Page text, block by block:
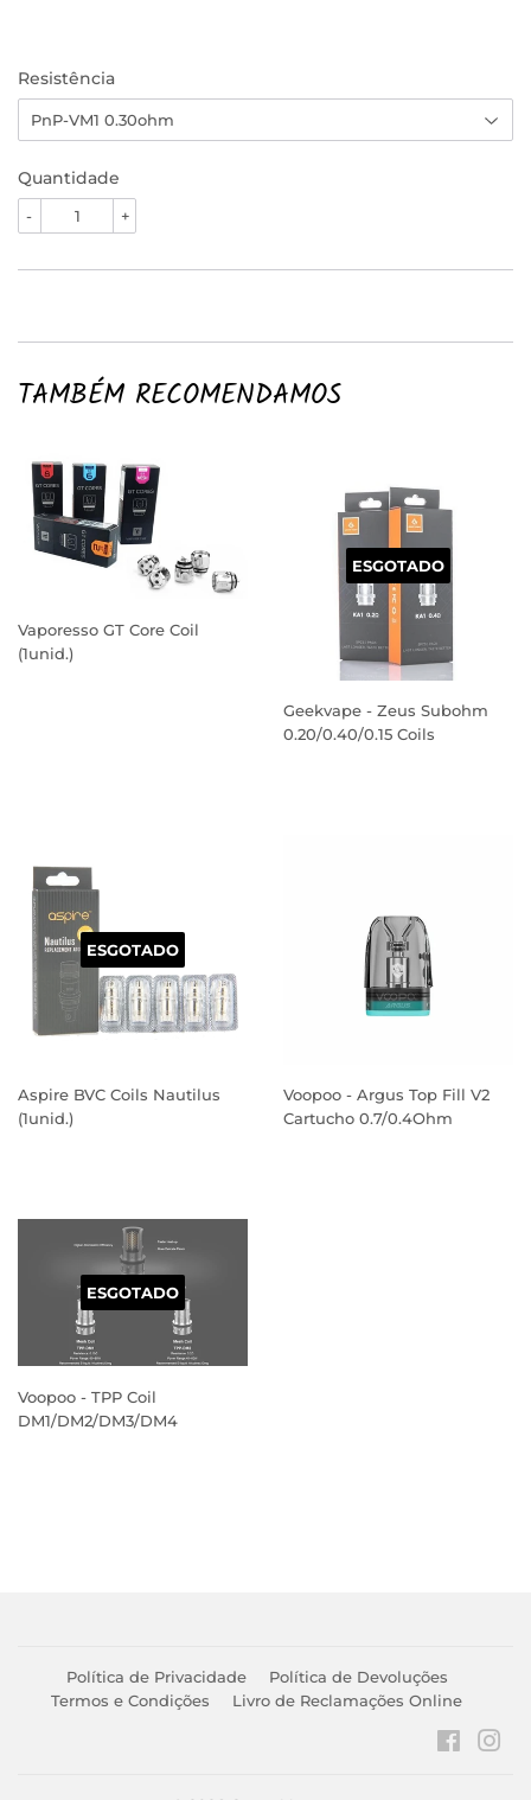
Resistência
Quantidade
+
-
TAMBÉM RECOMENDAMOS
Vaporesso GT Core Coil
(1unid.)
ESGOTADO
Geekvape - Zeus Subohm
0.20/0.40/0.15 Coils
ESGOTADO
Aspire BVC Coils Nautilus
(1unid.)
Voopoo - Argus Top Fill V2
Cartucho 0.7/0.4Ohm
ESGOTADO
Voopoo - TPP Coil
DM1/DM2/DM3/DM4
Política de Privacidade
Política de Devoluções
Termos e Condições
Livro de Reclamações Online